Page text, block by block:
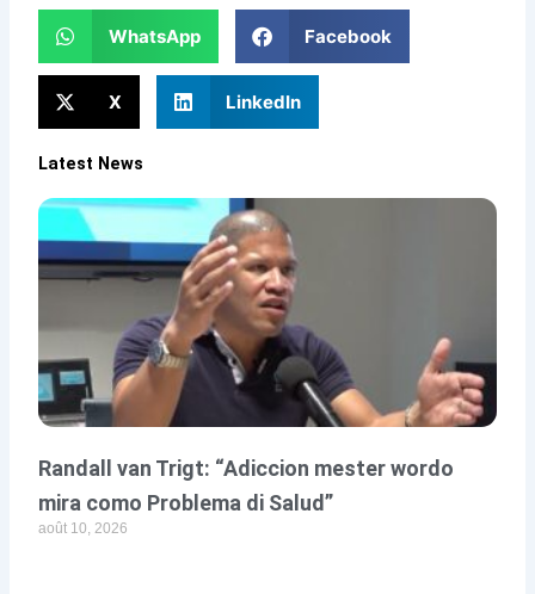
WhatsApp Facebook
X LinkedIn
Latest News
Randall van Trigt: “Adiccion mester wordo
mira como Problema di Salud”
août 10, 2026